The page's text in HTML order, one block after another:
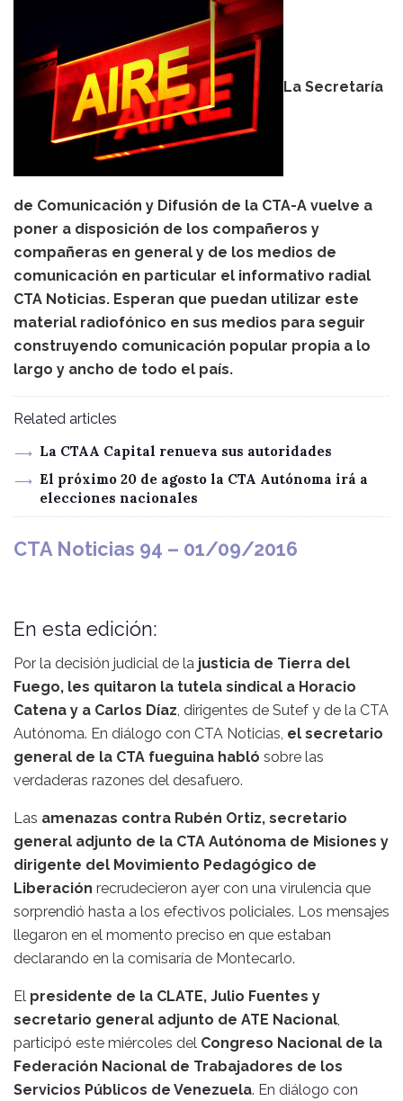
La Secretaría
de Comunicación y Difusión de la CTA-A vuelve a
poner a disposición de los compañeros y
compañeras en general y de los medios de
comunicación en particular el informativo radial
CTA Noticias. Esperan que puedan utilizar este
material radiofónico en sus medios para seguir
construyendo comunicación popular propia a lo
largo y ancho de todo el país.
Related articles
La CTAA Capital renueva sus autoridades
El próximo 20 de agosto la CTA Autónoma irá a
elecciones nacionales
CTA Noticias 94 – 01/09/2016
En esta edición:
Por la decisión judicial de la justicia de Tierra del
Fuego, les quitaron la tutela sindical a Horacio
Catena y a Carlos Díaz, dirigentes de Sutef y de la CTA
Autónoma. En diálogo con CTA Noticias, el secretario
general de la CTA fueguina habló sobre las
verdaderas razones del desafuero.
Las amenazas contra Rubén Ortiz, secretario
general adjunto de la CTA Autónoma de Misiones y
dirigente del Movimiento Pedagógico de
Liberación recrudecieron ayer con una virulencia que
sorprendió hasta a los efectivos policiales. Los mensajes
llegaron en el momento preciso en que estaban
declarando en la comisaría de Montecarlo.
El presidente de la CLATE, Julio Fuentes y
secretario general adjunto de ATE Nacional,
participó este miércoles del Congreso Nacional de la
Federación Nacional de Trabajadores de los
Servicios Públicos de Venezuela. En diálogo con